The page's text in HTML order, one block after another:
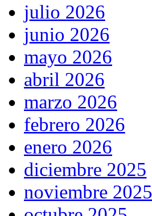
julio 2026
junio 2026
mayo 2026
abril 2026
marzo 2026
febrero 2026
enero 2026
diciembre 2025
noviembre 2025